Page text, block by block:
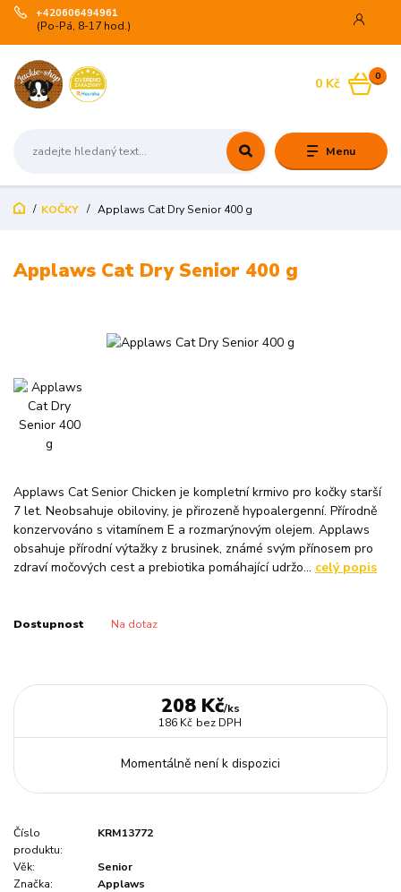
Menu
+420606494961
(Po-Pá, 8-17 hod.)
0
0 Kč
KOČKY Applaws Cat Dry Senior 400 g
Applaws Cat Dry Senior 400 g
Applaws Cat Senior Chicken je kompletní krmivo pro kočky starší
7 let. Neobsahuje obiloviny, je přirozeně hypoalergenní. Přírodně
konzervováno s vitamínem E a rozmarýnovým olejem. Applaws
obsahuje přírodní výtažky z brusinek, známé svým přínosem pro
zdraví močových cest a prebiotika pomáhající udržo... celý popis
Dostupnost Na dotaz
208 Kč/ks
186 Kč bez DPH
Momentálně není k dispozici
Číslo
produktu:
KRM13772
Věk:
Senior
Značka:
Applaws